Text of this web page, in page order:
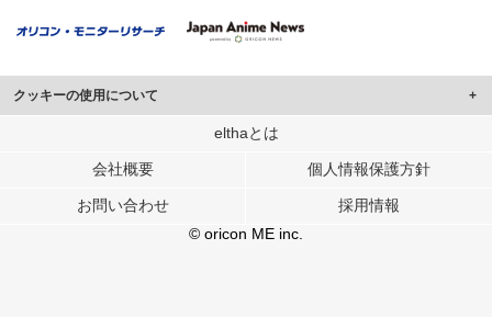
クッキーの使用について
このサイトでは Cookie を使用して、ユーザーに合わせたコンテンツや広告の
行っています。
メディアや広告配信、データ解析の各パートナーに提供しています。
各パートナーは、この情報とユーザーが各パートナーに提供した他の情報や、
ユーザーが各パートナーのサービスを使用したときに収集した他の情報を組み
elthaとは
会社概要 個人情報保護方針
お問い合わせ
採用情報
© oricon ME inc.